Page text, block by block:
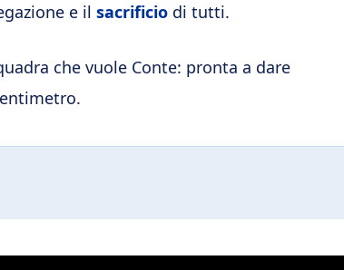
e il sacrificio di tutti.
che vuole Conte: pronta a dare